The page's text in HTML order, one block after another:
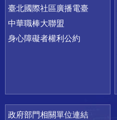
臺北國際社區廣播電臺
中華職棒大聯盟
身心障礙者權利公約
政府部門相關單位連結